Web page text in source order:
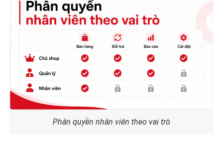
Phân quyền nhân viên theo vai trò